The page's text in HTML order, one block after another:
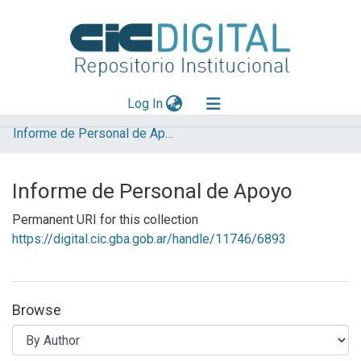
Log In(current)
Explorar
Aportar material
Informe de Personal de Apoyo
Informe de Personal de Apoyo
Permanent URI for this collection
https://digital.cic.gba.gob.ar/handle/11746/6893
Browse